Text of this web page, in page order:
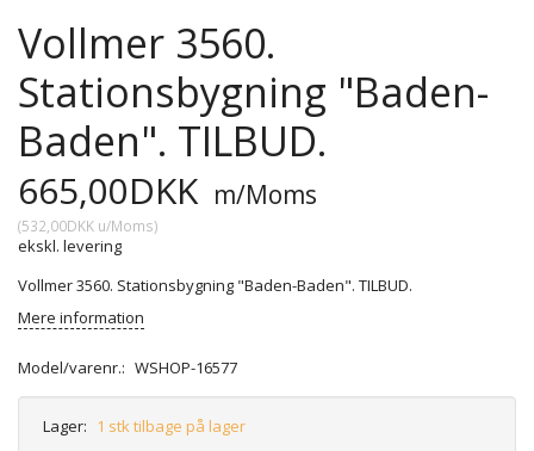
Vollmer 3560.
Stationsbygning "Baden-
Baden". TILBUD.
665,00DKK m/Moms
(532,00DKK u/Moms)
ekskl. levering
Vollmer 3560. Stationsbygning "Baden-Baden". TILBUD.
Mere information
Model/varenr.: WSHOP-16577
Lager: 1 stk tilbage på lager